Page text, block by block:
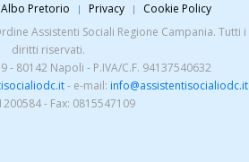
Albo Pretorio Privacy
Cookie Policy
Assistenti Sociali Regione Campania. Tutti i
diritti riservati.
- 80142 Napoli - P.IVA/C.F. 94137540632
- e-mail: info@assistentisocialiodc.it
- Fax: 0815547109